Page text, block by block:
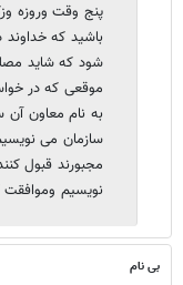
پنج وقت وروزه
باشید که
شود که شاید
موقعی که در
به نام معاون
سازمان می
مجبورند قبول
نویسیم
بی نام